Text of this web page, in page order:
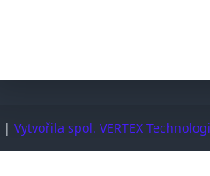
| Vytvořila spol. VERTEX